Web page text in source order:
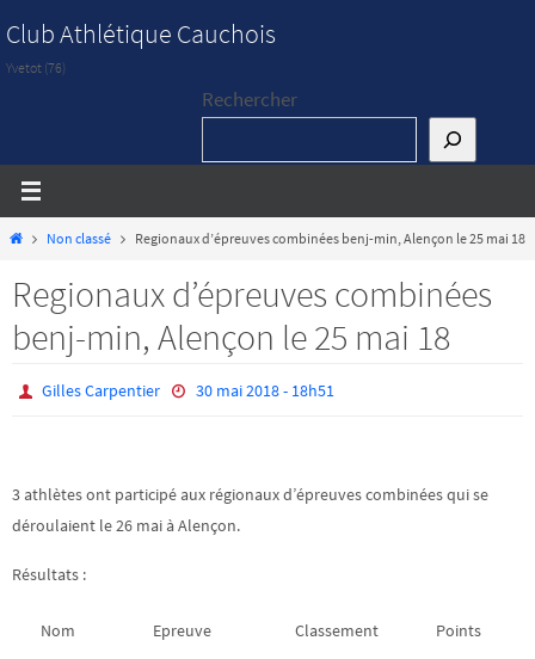
vers
le
Club Athlétique Cauchois
Yvetot (76)
Rechercher
HomeNon classé Regionaux d’épreuves combinées benj-min, Alençon le 25 mai 18
Regionaux d’épreuves combinées
benj-min, Alençon le 25 mai 18
Gilles Carpentier 30 mai 2018 - 18h51
3 athlètes ont participé aux régionaux d’épreuves combinées qui se
déroulaient le 26 mai à Alençon.
Résultats :
Nom Epreuve Classement Points